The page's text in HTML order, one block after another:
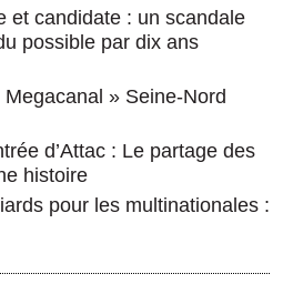
et candidate : un scandale
possible par dix ans
» Seine-Nord
d’Attac : Le partage des
histoire
pour les multinationales :